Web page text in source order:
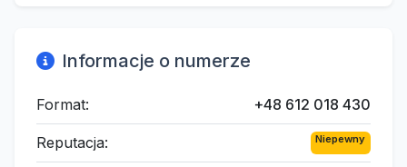
Informacje o numerze
Format: +48 612 018 430
Reputacja: Niepewny